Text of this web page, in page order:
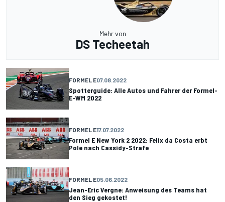
Mehr von
DS Techeetah
FORMEL E07.08.2022
Spotterguide: Alle Autos und Fahrer der Formel-
E-WM 2022
FORMEL E17.07.2022
Formel E New York 2 2022: Felix da Costa erbt
Pole nach Cassidy-Strafe
FORMEL E05.06.2022
Jean-Eric Vergne: Anweisung des Teams hat
den Sieg gekostet!